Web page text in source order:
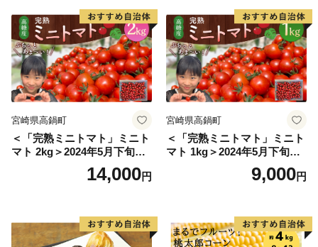
ＦＡＸ：050-3488-0889
メール：futtsu@furusato-bpo.com
■一度お申し込みいただいた返礼品のキャンセルは致し
かねますので、あらかじめご了承ください。
■富津市内在住の方及び個人の方以外（法人等）につき
ましては、お礼の品を贈呈しておりません。あらかじめ
ご了承ください。
■離島地域への発送はできません。また、配送地域限定
の特産品もありますのでご了承ください。
宮崎県高鍋町
＜「完熟ミニトマト」ミニト
マト 2kg＞2024年5月下旬迄
に順次出荷 野菜ソムリエサ
ミット アルル・リリカ共に
県 高鍋町産 産地直送 有機肥
料使用 高糖度 西森農園
14,000円
宮崎県高鍋町
＜「完熟ミニトマト」ミニト
マト 1kg＞2024年5月下旬迄
に順次出荷 野菜ソムリエサ
ミット アルル・リリカ共に
県 高鍋町産 産地直送 有機肥
料使用 高糖度 西森農園
9,000円